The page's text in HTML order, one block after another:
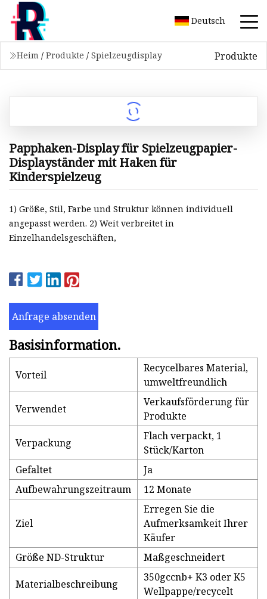
Deutsch
Heim / Produkte / Spielzeugdisplay Produkte
Papphaken-Display für Spielzeugpapier-
Displayständer mit Haken für
Kinderspielzeug
1) Größe, Stil, Farbe und Struktur können individuell
angepasst werden. 2) Weit verbreitet in
Einzelhandelsgeschäften,
Anfrage absenden
Basisinformation.
Vorteil
Recycelbares Material,
umweltfreundlich
Verwendet
Verkaufsförderung für
Produkte
Verpackung
Flach verpackt, 1
Stück/Karton
Gefaltet
Ja
Aufbewahrungszeitraum
12 Monate
Ziel
Erregen Sie die
Aufmerksamkeit Ihrer
Käufer
Größe ND-Struktur
Maßgeschneidert
Materialbeschreibung
350gccnb+ K3 oder K5
Wellpappe/recycelt